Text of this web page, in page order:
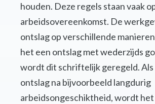
houden. Deze regels staan vaak
arbeidsovereenkomst. De
ontslag op verschillende
het een ontslag met wederzijds
wordt dit schriftelijk geregeld. Als
ontslag na bijvoorbeeld langdurig
arbeidsongeschiktheid, wordt